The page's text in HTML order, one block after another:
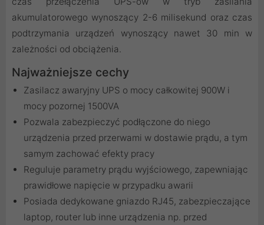
akumulatorowego wynoszący 2-6 milisekund oraz czas
podtrzymania urządzeń wynoszący nawet 30 min w
zależności od obciążenia.
Najważniejsze cechy
Zasilacz awaryjny UPS o mocy całkowitej 900W i
mocy pozornej 1500VA
Pozwala zabezpieczyć podłączone do niego
urządzenia przed przerwami w dostawie prądu, a tym
samym zachować efekty pracy
Reguluje parametry prądu wyjściowego, zapewniając
prawidłowe napięcie w przypadku awarii
Posiada dedykowane gniazdo RJ45, zabezpieczające
laptop, router lub inne urządzenia np. przed